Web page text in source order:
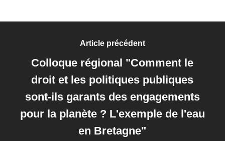
Article précédent
Colloque régional "Comment le
droit et les politiques publiques
sont-ils garants des engagements
pour la planète ? L'exemple de l'eau
en Bretagne"